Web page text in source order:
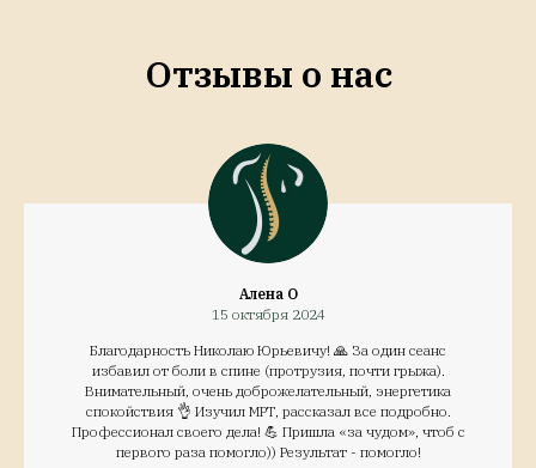
Отзывы о нас
Алена О
15 октября 2024
Благодарность Николаю Юрьевичу! 🙏 За один сеанс
избавил от боли в спине (протрузия, почти грыжа).
Внимательный, очень доброжелательный, энергетика
спокойствия 👌 Изучил МРТ, рассказал все подробно.
Профессионал своего дела! 💪 Пришла «за чудом», чтоб с
первого раза помогло)) Результат - помогло!